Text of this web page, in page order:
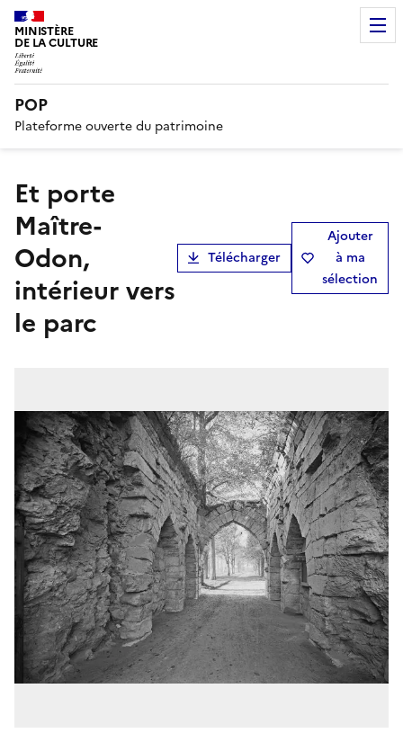
MINISTÈRE
DE LA CULTURE
POP
Plateforme ouverte du patrimoine
Et porte
Maître-
Odon,
intérieur vers
le parc
Télécharger
Ajouter
à ma
sélection